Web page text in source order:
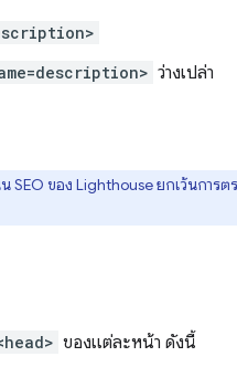
ว่างเปล่า
SEO ของ Lighthouse ยกเว้นการต
ของแต่ละหน้า ดังนี้